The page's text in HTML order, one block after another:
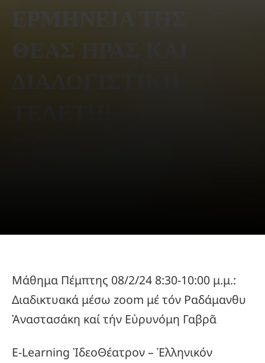
ΕΡΜΗΝΕΙΑ ΤΗΣ
ΘΕΑΣ ΗΡΑΣ ΚΑΙ
Μάθημα Πέμπτης 08/2/24 8:30-10:00 μ.μ.:
Διαδικτυακά μέσω zoom μέ τόν Ραδάμανθυ
Ἀναστασάκη καί τήν Εὐρυνόμη Γαβρᾶ
E-Learning ἸδεοΘέατρον – Ἑλληνικόν